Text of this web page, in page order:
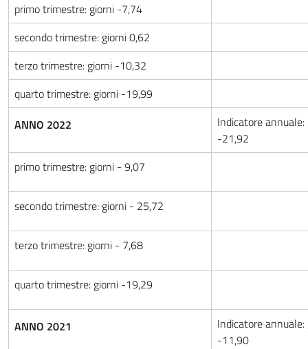
primo trimestre: giorni -7,74
secondo trimestre: giorni 0,62
terzo trimestre: giorni -10,32
quarto trimestre: giorni -19,99
ANNO 2022
Indicatore annuale:
-21,92
primo trimestre: giorni - 9,07
secondo trimestre: giorni - 25,72
terzo trimestre: giorni - 7,68
quarto trimestre: giorni -19,29
ANNO 2021
Indicatore annuale:
-11,90